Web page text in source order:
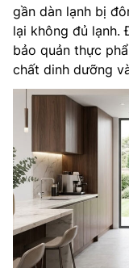
gần dàn lạnh bị
lại không đủ lạnh.
bảo quản thực
chất dinh dưỡng